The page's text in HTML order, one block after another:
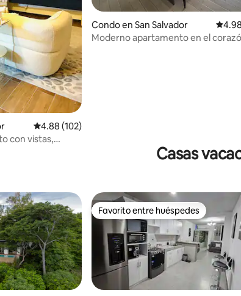
Calificación promedio: 4.88 de 5, 102 reseñas
4.88 (102)
con vistas,
Condo en San Salvador
Moderno apartamento en el
Casas
Favorito entre huéspedes
Favorito entre huéspedes